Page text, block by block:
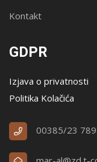
Kontakt
GDPR
Izjava o privatnosti
Politika Kolačića
00385/23